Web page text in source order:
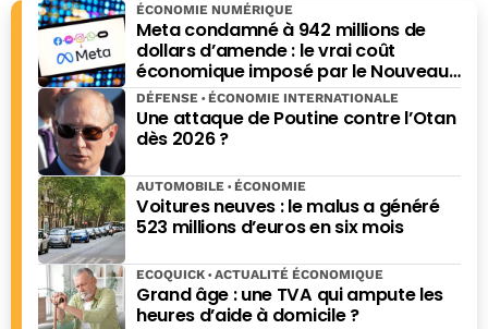
Meta condamné à 942 millions de
dollars d’amende : le vrai coût
économique imposé par le Nouveau-
Mexique
ÉCONOMIE NUMÉRIQUE
Une attaque de Poutine contre l’Otan
dès 2026 ?
DÉFENSE ÉCONOMIE INTERNATIONALE
Voitures neuves : le malus a généré
523 millions d’euros en six mois
AUTOMOBILE ÉCONOMIE
Grand âge : une TVA qui ampute les
heures d’aide à domicile ?
ECOQUICK ACTUALITÉ ÉCONOMIQUE